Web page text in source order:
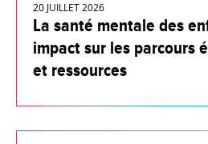
20 JUILLET 2026
La santé mentale des
impact sur les parcours
et ressources